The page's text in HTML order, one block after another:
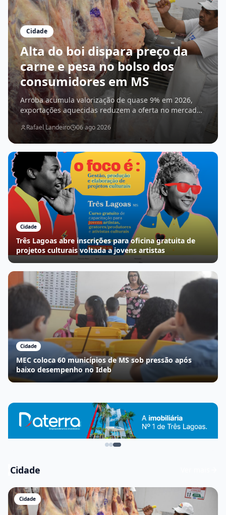
Cidade
Alta do boi dispara preço da
carne e pesa no bolso dos
consumidores em MS
Arroba acumula valorização de quase 9% em 2026,
exportações aquecidas reduzem a oferta no mercado
interno e cortes chegam a ficar mais de 14% mais
caros
Rafael Landeiro 06 ago 2026
Cidade
Três Lagoas abre inscrições para oficina gratuita de
projetos culturais voltada a jovens artistas
Cidade
MEC coloca 60 municípios de MS sob pressão após
baixo desempenho no Ideb
Cidade
Cidade